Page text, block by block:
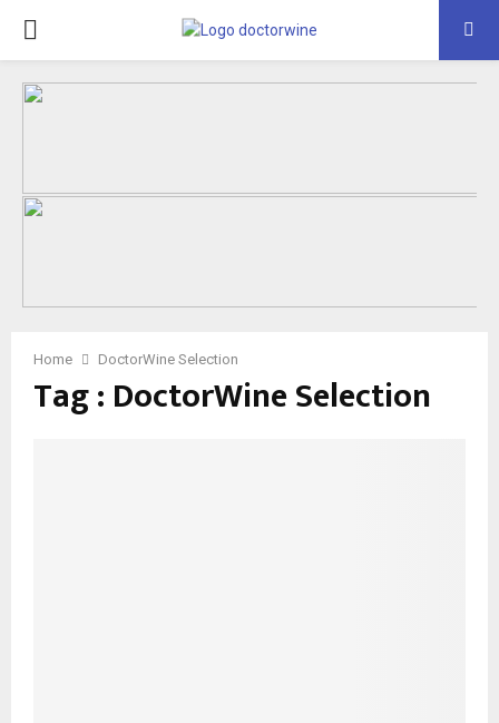
PRIMARY
MENU
Home DoctorWine Selection
Tag : DoctorWine Selection